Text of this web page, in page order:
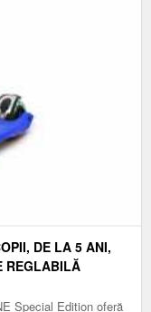
DE LA 5 ANI,
REGLABILĂ
Special Edition oferă